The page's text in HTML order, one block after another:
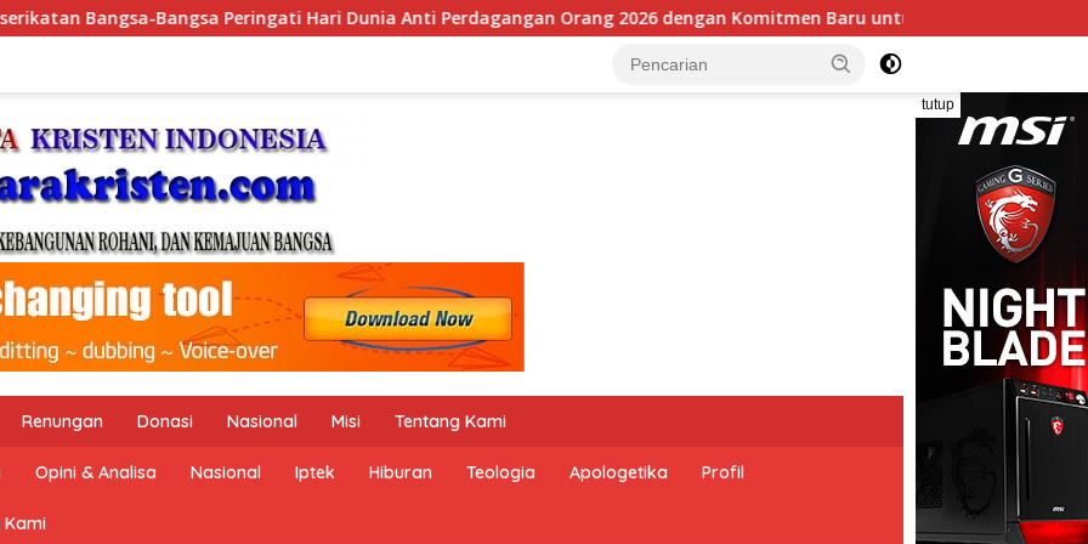
Perdagangan Orang 2026 dengan Komitmen Baru untuk Memberantas Perdagangan Orang di Era Digital
tutup
Renungan Donasi Nasional Misi Tentang Kami
Opini & Analisa Nasional Iptek Hiburan Teologia Apologetika Profil
Kami